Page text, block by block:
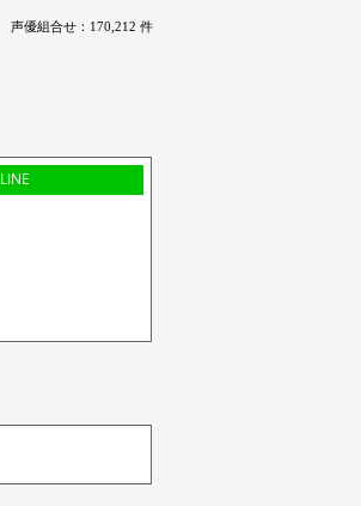
声優組合せ：170,212 件
LINE